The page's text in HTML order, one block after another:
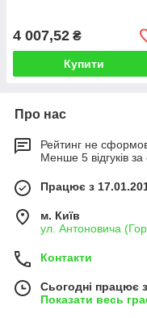
4 007,52 ₴
Купити
Про нас
Рейтинг не
Менше 5 відгуків за
Працює з
м. Київ
ул. Антоновича
Контакти
Сьогодні працює
Показати весь